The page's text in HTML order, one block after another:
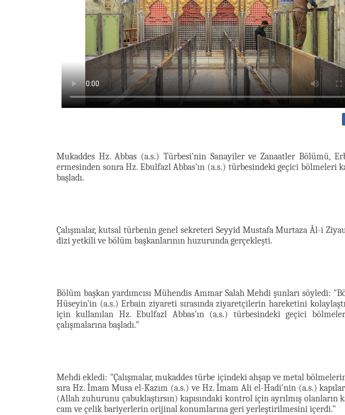
Mukaddes Hz. Abbas (a.s.) Türbesi'nin Sanayiler ve Zanaatler Bölümü,
ermesinden sonra Hz. Ebulfazl Abbas'ın (a.s.) türbesindeki geçici bölmeleri
başladı.
Çalışmalar, kutsal türbenin genel sekreteri Seyyid Mustafa Murtaza Âl-i
dizi yetkili ve bölüm başkanlarının huzurunda gerçekleşti.
Bölüm başkan yardımcısı Mühendis Ammar Salah Mehdi şunları söyledi:
Hüseyin'in (a.s.) Erbain ziyareti sırasında ziyaretçilerin hareketini
için kullanılan Hz. Ebulfazl Abbas'ın (a.s.) türbesindeki geçici
çalışmalarına başladı."
Mehdi ekledi: "Çalışmalar, mukaddes türbe içindeki ahşap ve metal bölmelerin
sıra Hz. İmam Musa el-Kazım (a.s.) ve Hz. İmam Ali el-Hadi'nin (a.s.)
(Allah zuhurunu çabuklaştırsın) kapısındaki kontrol için ayrılmış olanların
cam ve çelik bariyerlerin orijinal konumlarına geri yerleştirilmesini içerdi."